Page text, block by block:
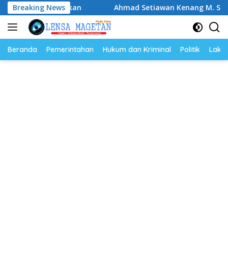
Langsung
ke
konten
Breaking News
Makan Ikan Ahmad Setiawan Kenang M. Sholeh:
Beranda Pemerintahan Hukum dan Kriminal Politik